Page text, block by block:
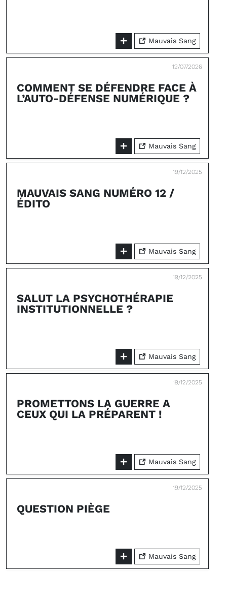
Mauvais Sang
12/07/2026
COMMENT SE DÉFENDRE FACE À
L’AUTO-DÉFENSE NUMÉRIQUE ?
Mauvais Sang
19/12/2025
MAUVAIS SANG NUMÉRO 12 /
ÉDITO
Mauvais Sang
19/12/2025
SALUT LA PSYCHOTHÉRAPIE
INSTITUTIONNELLE ?
Mauvais Sang
19/12/2025
PROMETTONS LA GUERRE A
CEUX QUI LA PRÉPARENT !
Mauvais Sang
19/12/2025
QUESTION PIÈGE
Mauvais Sang